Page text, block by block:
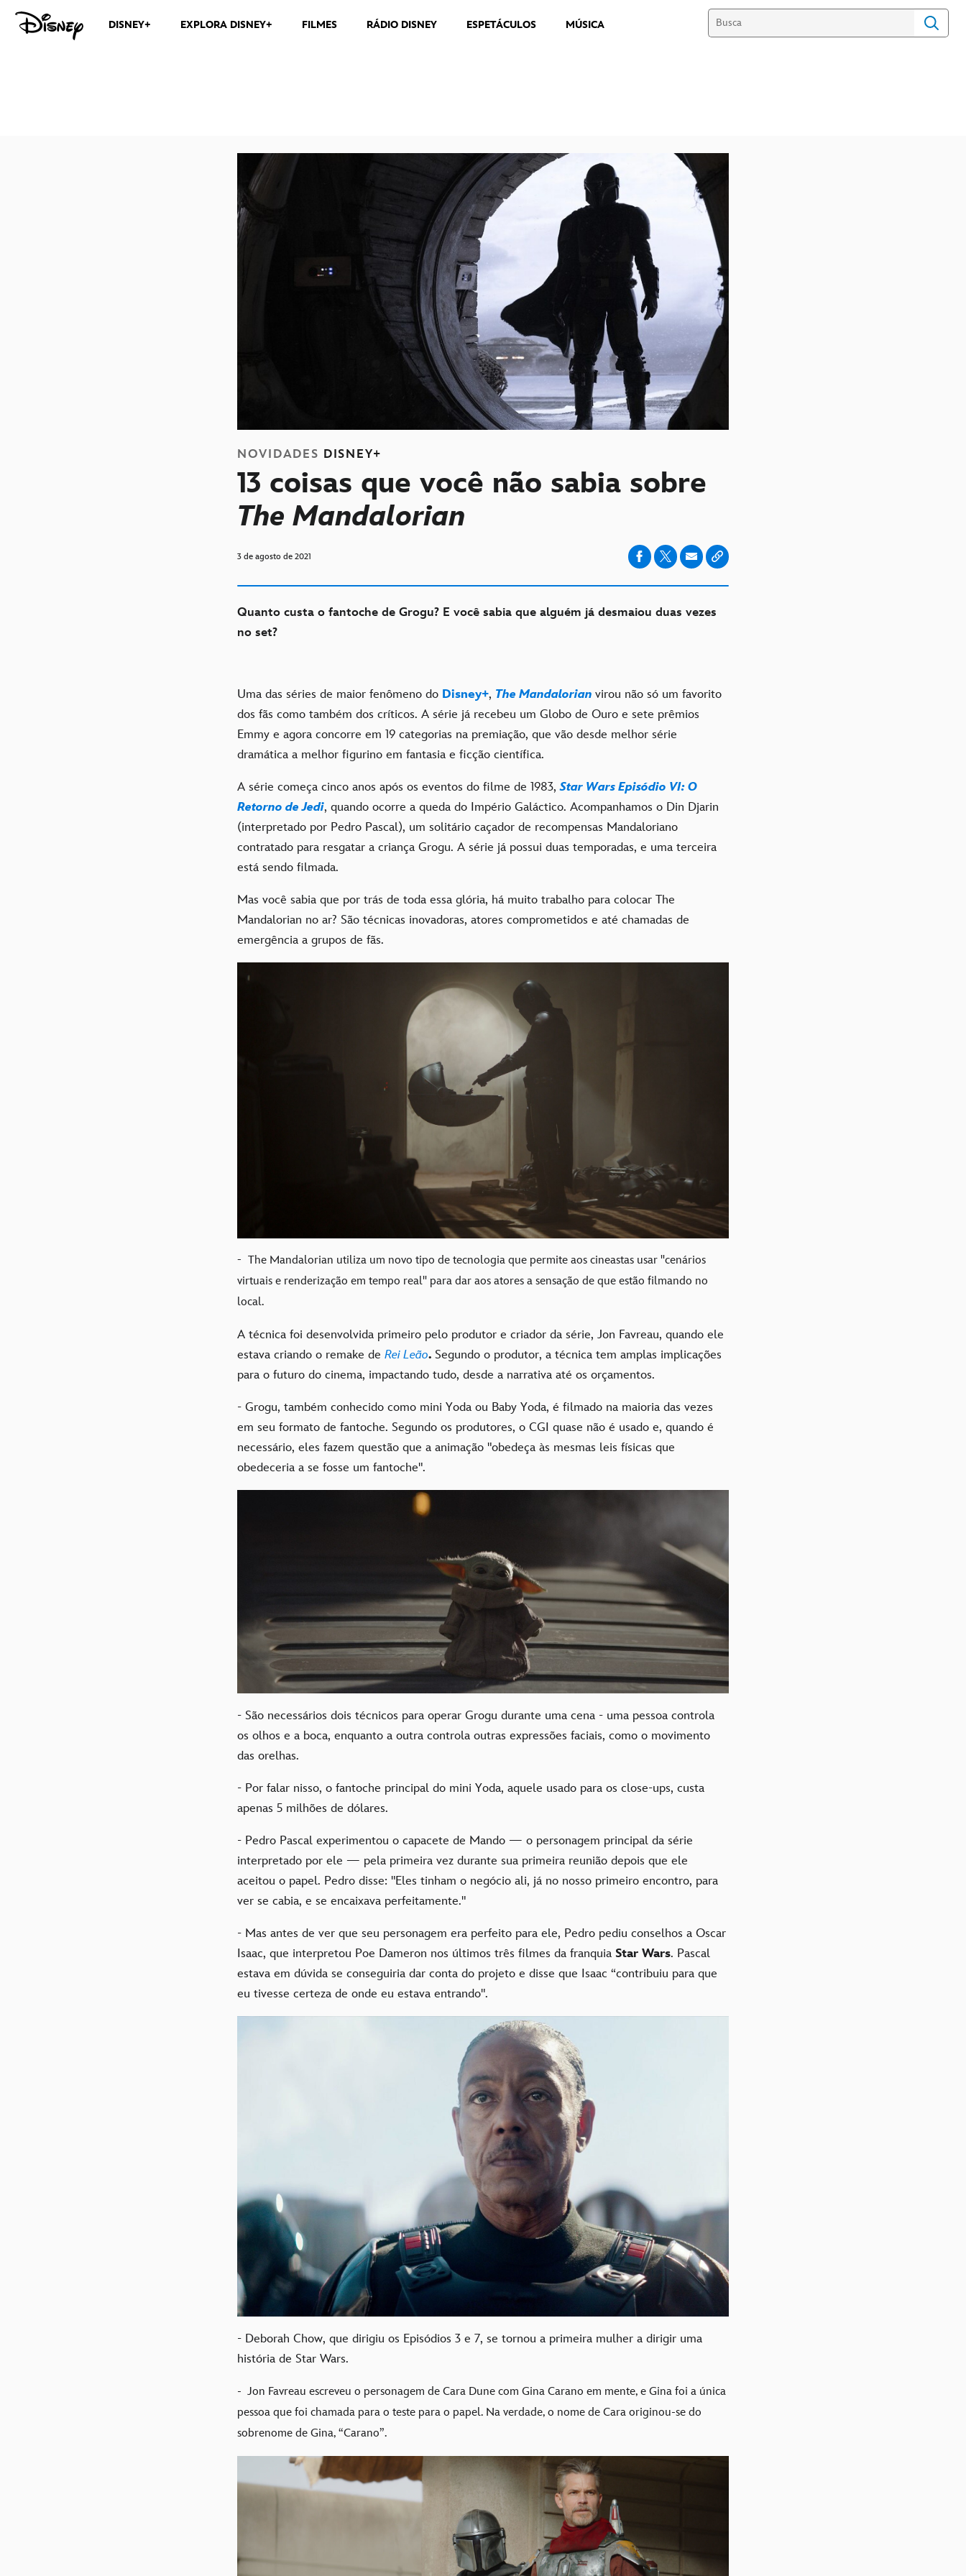
DISNEY+ EXPLORA DISNEY+ FILMES RÁDIO DISNEY ESPETÁCULOS MÚSICA
NOVIDADES DISNEY+
13 coisas que você não sabia sobre
The Mandalorian
3 de agosto de 2021
Quanto custa o fantoche de Grogu? E você sabia que alguém já desmaiou duas vezes
no set?
Uma das séries de maior fenômeno do Disney+, The Mandalorian virou não só um favorito
dos fãs como também dos críticos. A série já recebeu um Globo de Ouro e sete prêmios
Emmy e agora concorre em 19 categorias na premiação, que vão desde melhor série
dramática a melhor figurino em fantasia e ficção científica.
A série começa cinco anos após os eventos do filme de 1983,Star Wars Episódio VI: O
Retorno de Jedi, quando ocorre a queda do Império Galáctico. Acompanhamos o Din Djarin
(interpretado por Pedro Pascal), um solitário caçador de recompensas Mandaloriano
contratado para resgatar a criança Grogu. A série já possui duas temporadas, e uma terceira
está sendo filmada.
Mas você sabia que por trás de toda essa glória, há muito trabalho para colocar The
Mandalorian no ar? São técnicas inovadoras, atores comprometidos e até chamadas de
emergência a grupos de fãs.
- The Mandalorian utiliza um novo tipo de tecnologia que permite aos cineastas usar "cenários
virtuais e renderização em tempo real" para dar aos atores a sensação de que estão filmando no
local.
A técnica foi desenvolvida primeiro pelo produtor e criador da série, Jon Favreau, quando ele
estava criando o remake de Rei Leão. Segundo o produtor, a técnica tem amplas implicações
para o futuro do cinema, impactando tudo, desde a narrativa até os orçamentos.
- Grogu, também conhecido como mini Yoda ou Baby Yoda, é filmado na maioria das vezes
em seu formato de fantoche. Segundo os produtores, o CGI quase não é usado e, quando é
necessário, eles fazem questão que a animação "obedeça às mesmas leis físicas que
obedeceria a se fosse um fantoche".
- São necessários dois técnicos para operar Grogu durante uma cena - uma pessoa controla
os olhos e a boca, enquanto a outra controla outras expressões faciais, como o movimento
das orelhas.
- Por falar nisso, o fantoche principal do mini Yoda, aquele usado para os close-ups, custa
apenas 5 milhões de dólares.
- Pedro Pascal experimentou o capacete de Mando — o personagem principal da série
interpretado por ele — pela primeira vez durante sua primeira reunião depois que ele
aceitou o papel. Pedro disse: "Eles tinham o negócio ali, já no nosso primeiro encontro, para
ver se cabia, e se encaixava perfeitamente."
- Mas antes de ver que seu personagem era perfeito para ele, Pedro pediu conselhos a Oscar
Isaac, que interpretou Poe Dameron nos últimos três filmes da franquia Star Wars. Pascal
estava em dúvida se conseguiria dar conta do projeto e disse que Isaac “contribuiu para que
eu tivesse certeza de onde eu estava entrando".
- Deborah Chow, que dirigiu os Episódios 3 e 7, se tornou a primeira mulher a dirigir uma
história de Star Wars.
- Jon Favreau escreveu o personagem de Cara Dune com Gina Carano em mente, e Gina foi a única
pessoa que foi chamada para o teste para o papel. Na verdade, o nome de Cara originou-se do
sobrenome de Gina, “Carano”.